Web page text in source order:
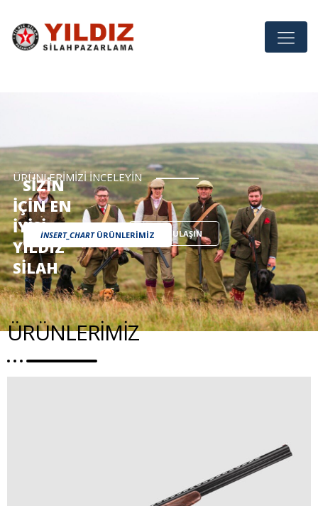
ÜRÜNLERIMIZI INCELEYIN
SIZIN
IÇIN EN
IYISI
YILDIZ
SILAH
BIZE ULAŞIN
INSERT_CHARTÜRÜNLERIMIZ
ÜRÜNLERIMIZ